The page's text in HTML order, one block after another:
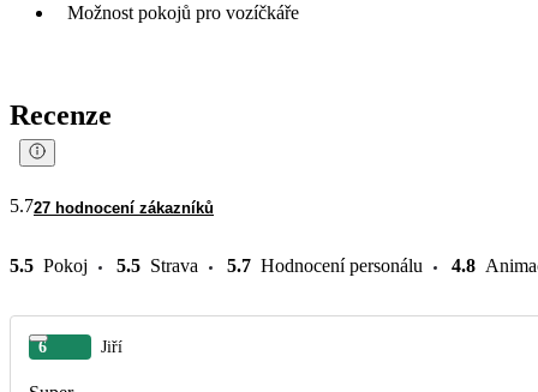
Možnost pokojů pro vozíčkáře
Recenze
5.727 hodnocení zákazníků
5.5 Pokoj 5.5 Strava 5.7 Hodnocení personálu 4.8
6 Jiří